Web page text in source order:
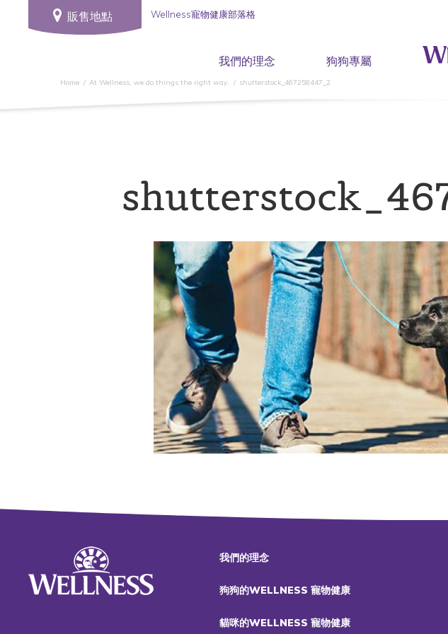
販售地點 Wellness寵物健康部落格
我們的理念 狗狗專屬
Home At Wellness, we do things the right way. shutterstock_467258447_2
我們的理念
狗狗的WELLNESS 寵物健康
貓咪的WELLNESS 寵物健康